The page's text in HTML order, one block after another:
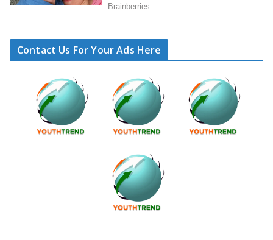
Contact Us For Your Ads Here